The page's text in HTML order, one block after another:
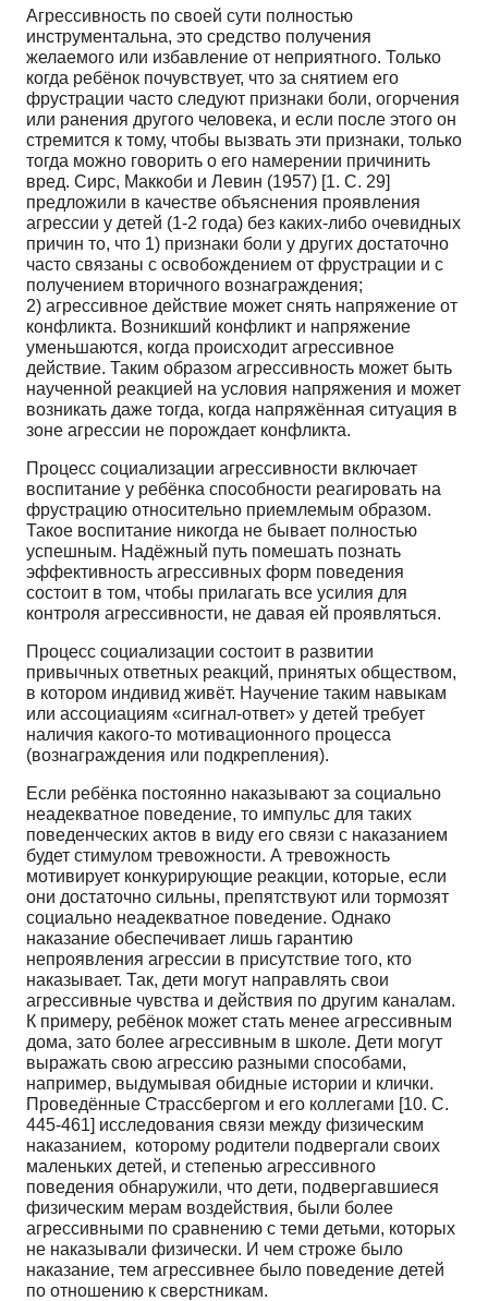
Агрессивность по своей сути полностью
инструментальна, это средство получения
желаемого или избавление от неприятного. Только
когда ребёнок почувствует, что за снятием его
фрустрации часто следуют признаки боли, огорчения
или ранения другого человека, и если после этого он
стремится к тому, чтобы вызвать эти признаки, только
тогда можно говорить о его намерении причинить
вред. Сирс, Маккоби и Левин (1957) [1. С. 29]
предложили в качестве объяснения проявления
агрессии у детей (1-2 года) без каких-либо очевидных
причин то, что 1) признаки боли у других достаточно
часто связаны с освобождением от фрустрации и с
получением вторичного вознаграждения;
2) агрессивное действие может снять напряжение от
конфликта. Возникший конфликт и напряжение
уменьшаются, когда происходит агрессивное
действие. Таким образом агрессивность может быть
наученной реакцией на условия напряжения и может
возникать даже тогда, когда напряжённая ситуация в
зоне агрессии не порождает конфликта.
Процесс социализации агрессивности включает
воспитание у ребёнка способности реагировать на
фрустрацию относительно приемлемым образом.
Такое воспитание никогда не бывает полностью
успешным. Надёжный путь помешать познать
эффективность агрессивных форм поведения
состоит в том, чтобы прилагать все усилия для
контроля агрессивности, не давая ей проявляться.
Процесс социализации состоит в развитии
привычных ответных реакций, принятых обществом,
в котором индивид живёт. Научение таким навыкам
или ассоциациям «сигнал-ответ» у детей требует
наличия какого-то мотивационного процесса
(вознаграждения или подкрепления).
Если ребёнка постоянно наказывают за социально
неадекватное поведение, то импульс для таких
поведенческих актов в виду его связи с наказанием
будет стимулом тревожности. А тревожность
мотивирует конкурирующие реакции, которые, если
они достаточно сильны, препятствуют или тормозят
социально неадекватное поведение. Однако
наказание обеспечивает лишь гарантию
непроявления агрессии в присутствие того, кто
наказывает. Так, дети могут направлять свои
агрессивные чувства и действия по другим каналам.
К примеру, ребёнок может стать менее агрессивным
дома, зато более агрессивным в школе. Дети могут
выражать свою агрессию разными способами,
например, выдумывая обидные истории и клички.
Проведённые Страссбергом и его коллегами [10. С.
445-461] исследования связи между физическим
наказанием, которому родители подвергали своих
маленьких детей, и степенью агрессивного
поведения обнаружили, что дети, подвергавшиеся
физическим мерам воздействия, были более
агрессивными по сравнению с теми детьми, которых
не наказывали физически. И чем строже было
наказание, тем агрессивнее было поведение детей
по отношению к сверстникам.